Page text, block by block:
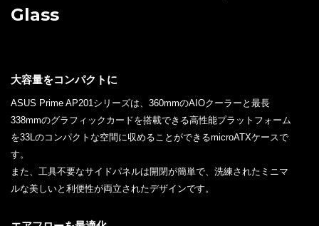
Glass
大容量をコンパクトに
ASUS Prime AP201シリーズは、360mmのAIOクーラーと最長
338mmのグラフィックカードを搭載できる高性能プラットフォーム
を33Lのコンパクトな空間に収めることができるmicroATXケースで
す。
また、工具不要なサイドパネルは開閉が簡単で、洗練されたミニマ
ルな美しいと利便性が両立されたデザインです。